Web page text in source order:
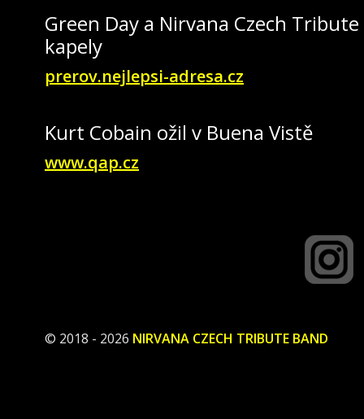
Green Day a Nirvana Czech
kapely
prerov.nejlepsi-adresa.cz
Kurt Cobain ožil v Buena Vistě
www.qap.cz
© 2018 - 2026 NIRVANA CZECH TRIBUTE BAND